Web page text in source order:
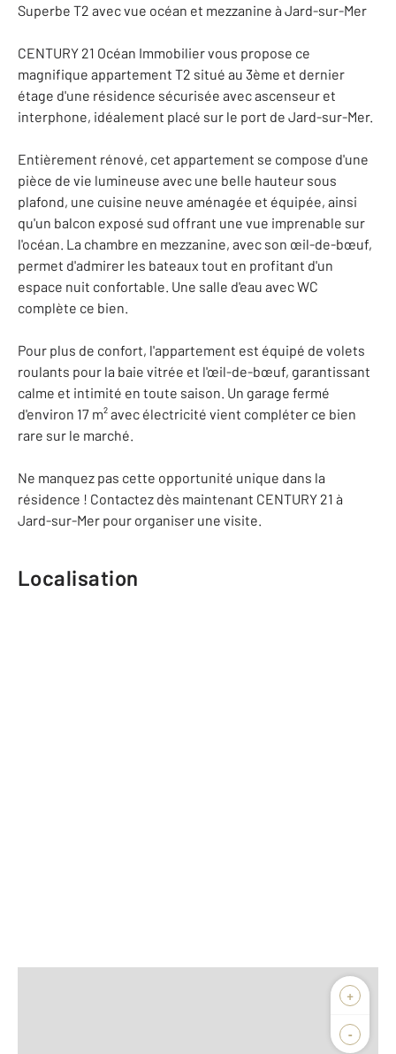
Superbe T2 avec vue océan et mezzanine à Jard-sur-Mer
CENTURY 21 Océan Immobilier vous propose ce
magnifique appartement T2 situé au 3ème et dernier
étage d'une résidence sécurisée avec ascenseur et
interphone, idéalement placé sur le port de Jard-sur-Mer.
Entièrement rénové, cet appartement se compose d'une
pièce de vie lumineuse avec une belle hauteur sous
plafond, une cuisine neuve aménagée et équipée, ainsi
qu'un balcon exposé sud offrant une vue imprenable sur
l'océan. La chambre en mezzanine, avec son œil-de-bœuf,
permet d'admirer les bateaux tout en profitant d'un
espace nuit confortable. Une salle d'eau avec WC
complète ce bien.
Pour plus de confort, l'appartement est équipé de volets
roulants pour la baie vitrée et l'œil-de-bœuf, garantissant
calme et intimité en toute saison. Un garage fermé
d'environ 17 m² avec électricité vient compléter ce bien
rare sur le marché.
Ne manquez pas cette opportunité unique dans la
résidence ! Contactez dès maintenant CENTURY 21 à
Jard-sur-Mer pour organiser une visite.
Localisation
+
-
Biens vendus